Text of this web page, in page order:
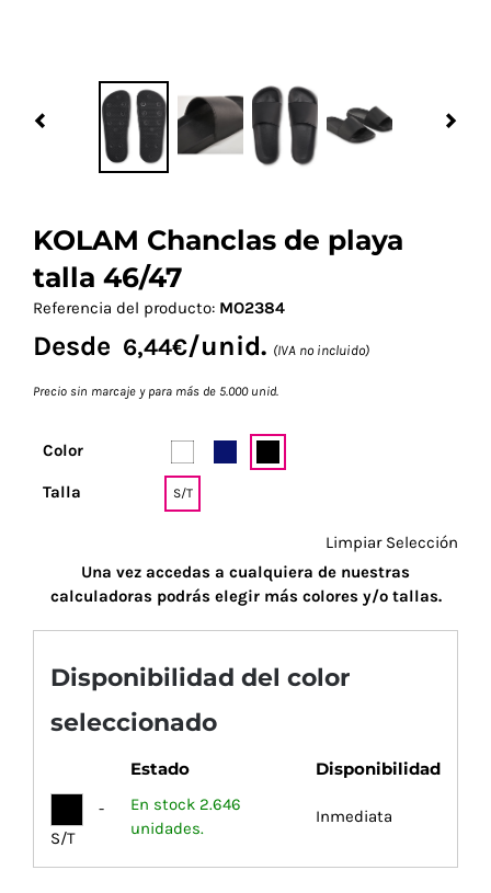
Previous
KOLAM Chanclas de playa
talla 46/47
Referencia del producto: MO2384
Desde 6,44€/unid. (IVA no incluido)
Precio sin marcaje y para más de 5.000 unid.
Color
Talla S/T
Limpiar Selección
Una vez accedas a cualquiera de nuestras
calculadoras podrás elegir más colores y/o tallas.
Disponibilidad del color
seleccionado
Estado Disponibilidad
-
S/T
En stock 2.646
unidades.
Inmediata